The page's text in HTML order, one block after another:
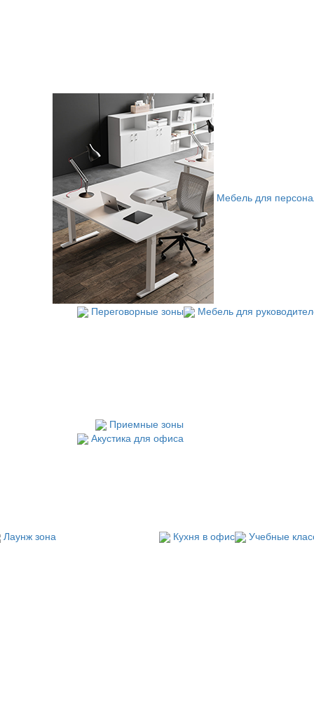
Мебель для
Мебель для
Переговорные зоны
Приемные зоны
Акустика для офиса
Учебные
Лаунж зона Кухня в офис